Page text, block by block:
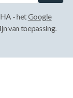
- hetGoogle
van toepassing.